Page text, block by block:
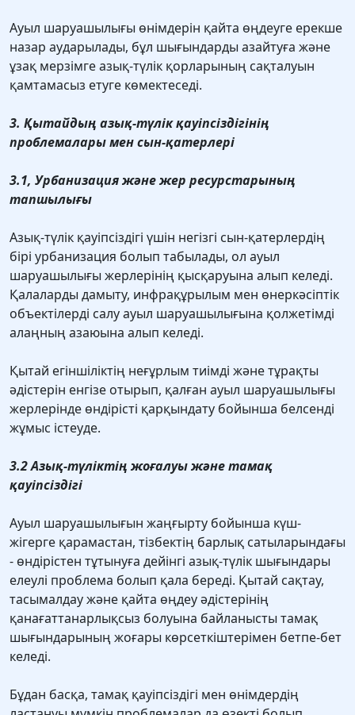
Ауыл шаруашылығы өнімдерін қайта өңдеуге ерекше
назар аударылады, бұл шығындарды азайтуға және
ұзақ мерзімге азық-түлік қорларының сақталуын
қамтамасыз етуге көмектеседі.
3. Қытайдың азық-түлік қауіпсіздігінің
проблемалары мен сын-қатерлері
3.1, Урбанизация және жер ресурстарының
тапшылығы
Азық-түлік қауіпсіздігі үшін негізгі сын-қатерлердің
бірі урбанизация болып табылады, ол ауыл
шаруашылығы жерлерінің қысқаруына алып келеді.
Қалаларды дамыту, инфрақұрылым мен өнеркәсiптiк
объектiлердi салу ауыл шаруашылығына қолжетiмдi
алаңның азаюына алып келедi.
Қытай егіншіліктің неғұрлым тиімді және тұрақты
әдістерін енгізе отырып, қалған ауыл шаруашылығы
жерлерінде өндірісті қарқындату бойынша белсенді
жұмыс істеуде.
3.2 Азық-түліктің жоғалуы және тамақ
қауіпсіздігі
Ауыл шаруашылығын жаңғырту бойынша күш-
жігерге қарамастан, тізбектің барлық сатыларындағы
- өндірістен тұтынуға дейінгі азық-түлік шығындары
елеулі проблема болып қала береді. Қытай сақтау,
тасымалдау және қайта өңдеу әдістерінің
қанағаттанарлықсыз болуына байланысты тамақ
шығындарының жоғары көрсеткіштерімен бетпе-бет
келеді.
Бұдан басқа, тамақ қауіпсіздігі мен өнімдердің